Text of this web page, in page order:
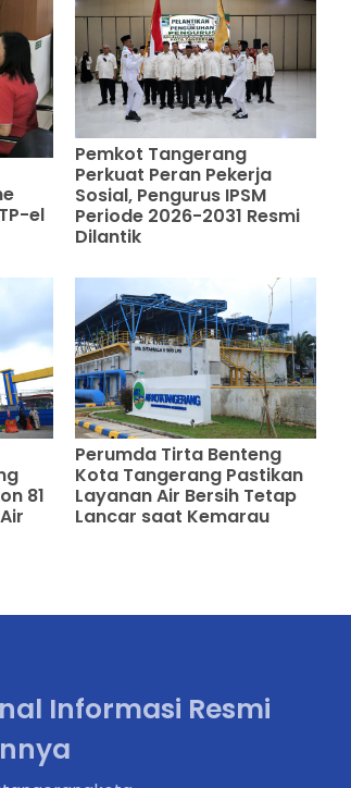
el
Pemkot Tangerang
Perkuat Peran Pekerja
Sosial, Pengurus IPSM
Periode 2026-2031 Resmi
Dilantik
81
Perumda Tirta Benteng
Kota Tangerang Pastikan
Layanan Air Bersih Tetap
Lancar saat Kemarau
Informasi Resmi